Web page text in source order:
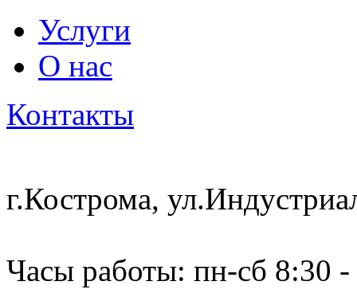
Услуги
О нас
Контакты
г.Кострома,
Часы работы: пн-сб 8:30